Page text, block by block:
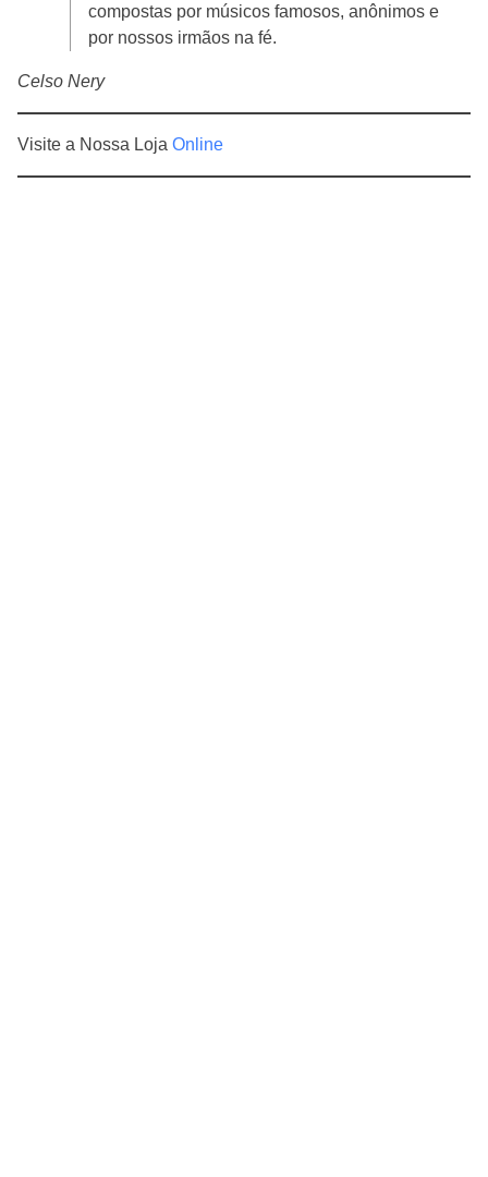
compostas por músicos famosos, anônimos e
por nossos irmãos na fé.
Celso Nery
Visite a Nossa Loja Online